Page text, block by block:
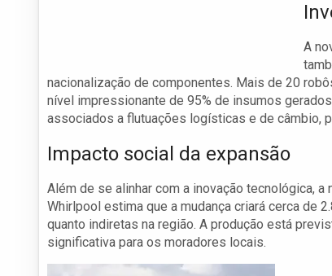
A
nacionalização de componentes. Mais de 20
nível impressionante de 95% de insumos
associados a flutuações logísticas e de câmbio,
Impacto social da expansão
Além de se alinhar com a inovação tecnológica,
Whirlpool estima que a mudança criará cerca de
quanto indiretas na região. A produção está
significativa para os moradores locais.